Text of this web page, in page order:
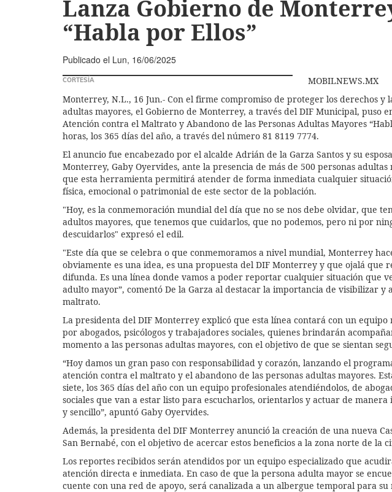
Lanza Gobierno de
“Habla por Ellos”
Publicado el Lun, 16/06/2025
CORTESÍA
MOBILNEWS.MX
Monterrey, N.L., 16 Jun.- Con el firme compromiso de proteger los derechos y
adultas mayores, el Gobierno de Monterrey, a través del DIF Municipal, puso
Atención contra el Maltrato y Abandono de las Personas Adultas Mayores
horas, los 365 días del año, a través del número 81 8119 7774.
El anuncio fue encabezado por el alcalde Adrián de la Garza Santos y su
Monterrey, Gaby Oyervides, ante la presencia de más de 500 personas
que esta herramienta permitirá atender de forma inmediata cualquier
física, emocional o patrimonial de este sector de la población.
"Hoy, es la conmemoración mundial del día que no se nos debe olvidar, que
adultos mayores, que tenemos que cuidarlos, que no podemos, pero ni por
descuidarlos" expresó el edil.
"Este día que se celebra o que conmemoramos a nivel mundial, Monterrey
obviamente es una idea, es una propuesta del DIF Monterrey y que ojalá que
difunda. Es una línea donde vamos a poder reportar cualquier situación que
adulto mayor”, comentó De la Garza al destacar la importancia de visibilizar
maltrato.
La presidenta del DIF Monterrey explicó que esta línea contará con un
por abogados, psicólogos y trabajadores sociales, quienes brindarán
momento a las personas adultas mayores, con el objetivo de que se sientan
“Hoy damos un gran paso con responsabilidad y corazón, lanzando el
atención contra el maltrato y el abandono de las personas adultas mayores.
siete, los 365 días del año con un equipo profesionales atendiéndolos, de
sociales que van a estar listo para escucharlos, orientarlos y actuar de
y sencillo”, apuntó Gaby Oyervides.
Además, la presidenta del DIF Monterrey anunció la creación de una nueva
San Bernabé, con el objetivo de acercar estos beneficios a la zona norte de la
Los reportes recibidos serán atendidos por un equipo especializado que
atención directa e inmediata. En caso de que la persona adulta mayor se
cuente con una red de apoyo, será canalizada a un albergue temporal para